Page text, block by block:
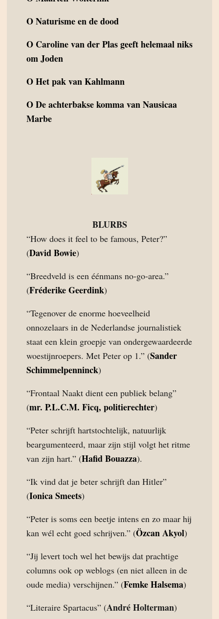
ONaturisme en de dood
O Caroline van der Plas geeft helemaal niks
om Joden
OHet pak van Kahlmann
ODe achterbakse komma van Nausicaa
Marbe
BLURBS
“How does it feel to be famous, Peter?”
(David Bowie)
“Breedveld is een éénmans no-go-area.”
(Fréderike Geerdink)
“Tegenover de enorme hoeveelheid
onnozelaars in de Nederlandse journalistiek
staat een klein groepje van ondergewaardeerde
woestijnroepers. Met Peter op 1.” (Sander
Schimmelpenninck)
“Frontaal Naakt dient een publiek belang”
(mr. P.L.C.M. Ficq, politierechter)
“Peter schrijft hartstochtelijk, natuurlijk
beargumenteerd, maar zijn stijl volgt het ritme
van zijn hart.” (Hafid Bouazza).
“Ik vind dat je beter schrijft dan Hitler”
(Ionica Smeets)
“Peter is soms een beetje intens en zo maar hij
kan wél echt goed schrijven.” (Özcan Akyol)
“Jij levert toch wel het bewijs dat prachtige
columns ook op weblogs (en niet alleen in de
oude media) verschijnen.” (Femke Halsema)
“Literaire Spartacus” (André Holterman)